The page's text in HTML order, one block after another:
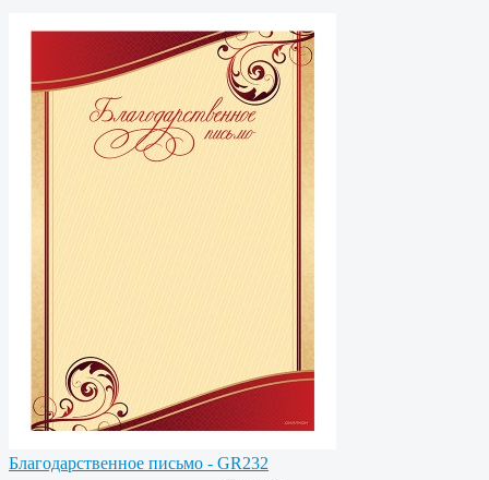
Благодарственное письмо - GR232